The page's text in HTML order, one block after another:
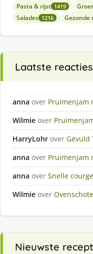
Pasta & rijst 1419
Salades 1216 Gezonde
Laatste reacties
anna over Pruimenjam
Wilmie over
HarryLohr over Gevuld
anna over Pruimenjam
anna over Snelle
Wilmie over
Nieuwste